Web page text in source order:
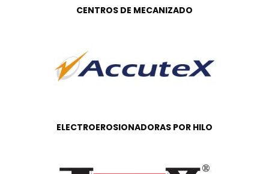
CENTROS DE MECANIZADO
ELECTROEROSIONADORAS POR HILO